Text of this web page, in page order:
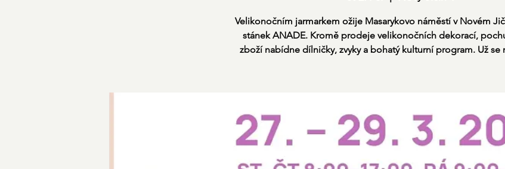
Velikonočním jarmarkem ožije Masarykovo náměstí v Novém
stánek ANADE. Kromě prodeje velikonočních dekorací,
zboží nabídne dílničky, zvyky a bohatý kulturní program. Už se